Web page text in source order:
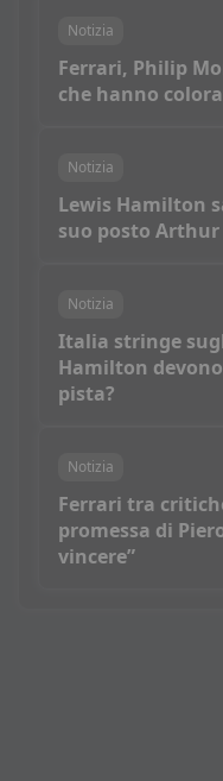
Notizia
Ferrari, Philip
che hanno
Notizia
Lewis Hamilton
suo posto
Notizia
Italia stringe
Hamilton
pista?
Notizia
Ferrari tra
promessa di
vincere”